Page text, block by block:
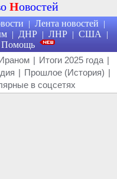
Новостей
| Лента новостей |
| ДНР | ЛНР | США |
Помощь
| Итоги 2025 года |
| Прошлое (История) |
в соцсетях